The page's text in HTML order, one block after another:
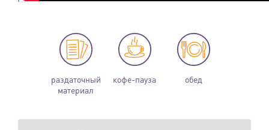
раздаточный
материал
кофе-пауза обед